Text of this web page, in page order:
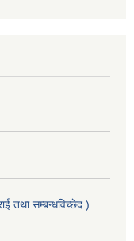
तथा सम्बन्धविच्छेद )